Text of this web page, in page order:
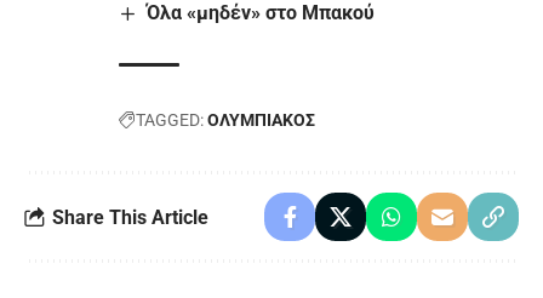
Όλα «μηδέν» στo Μπακού
TAGGED:ΟΛΥΜΠΙΑΚΟΣ
Share This Article